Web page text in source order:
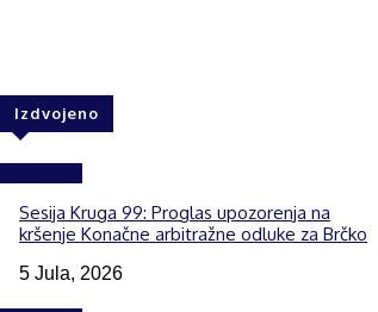
Izdvojeno
Sesija Kruga 99: Proglas upozorenja na
kršenje Konačne arbitražne odluke za Brčko
5 Jula, 2026